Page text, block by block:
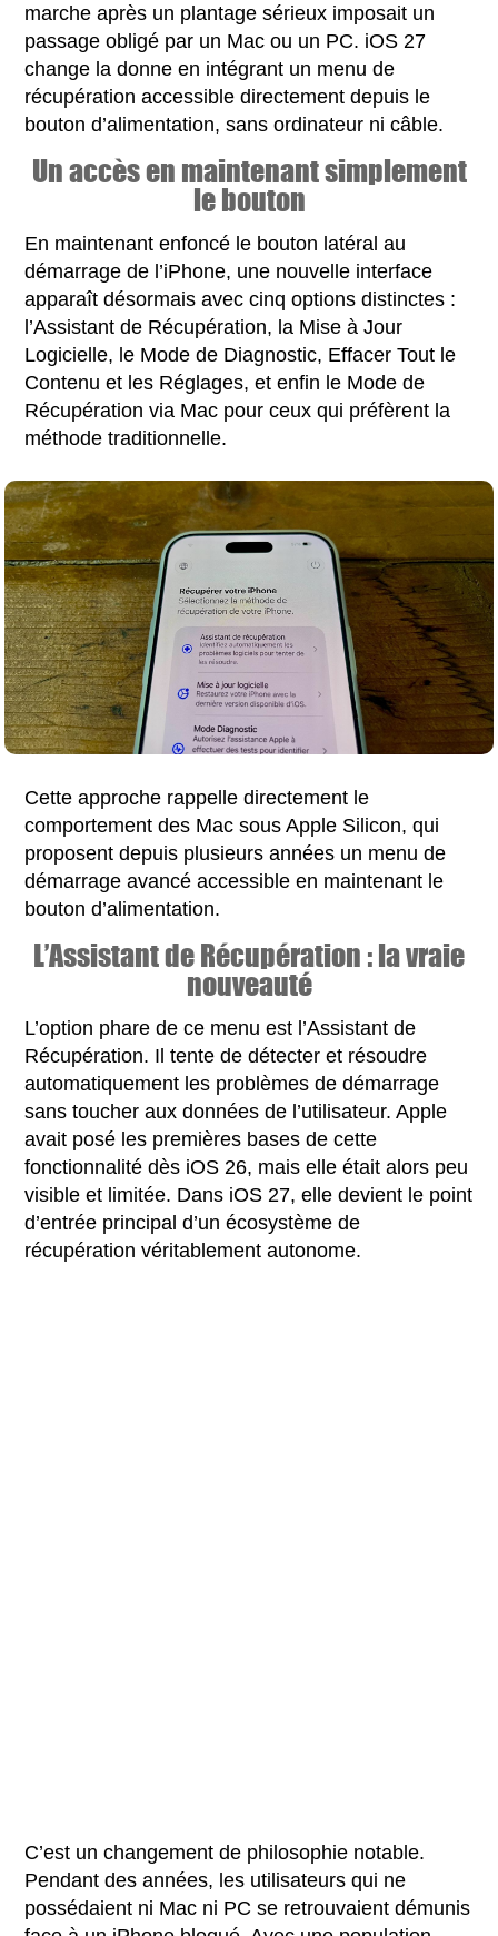
marche après un plantage sérieux imposait un
passage obligé par un Mac ou un PC. iOS 27
change la donne en intégrant un menu de
récupération accessible directement depuis le
bouton d’alimentation, sans ordinateur ni câble.
Un accès en maintenant simplement
le bouton
En maintenant enfoncé le bouton latéral au
démarrage de l’iPhone, une nouvelle interface
apparaît désormais avec cinq options distinctes :
l’Assistant de Récupération, la Mise à Jour
Logicielle, le Mode de Diagnostic, Effacer Tout le
Contenu et les Réglages, et enfin le Mode de
Récupération via Mac pour ceux qui préfèrent la
méthode traditionnelle.
Cette approche rappelle directement le
comportement des Mac sous Apple Silicon, qui
proposent depuis plusieurs années un menu de
démarrage avancé accessible en maintenant le
bouton d’alimentation.
L’Assistant de Récupération : la vraie
nouveauté
L’option phare de ce menu est l’Assistant de
Récupération. Il tente de détecter et résoudre
automatiquement les problèmes de démarrage
sans toucher aux données de l’utilisateur. Apple
avait posé les premières bases de cette
fonctionnalité dès iOS 26, mais elle était alors peu
visible et limitée. Dans iOS 27, elle devient le point
d’entrée principal d’un écosystème de
récupération véritablement autonome.
C’est un changement de philosophie notable.
Pendant des années, les utilisateurs qui ne
possédaient ni Mac ni PC se retrouvaient démunis